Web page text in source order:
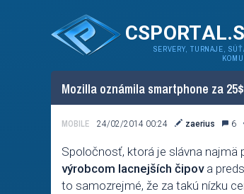
SERVERY, TURNAJE,
Mozilla oznámila smartphone za 25$
MOBILE 24/02/2014 00:24 zaerius 6
Spoločnosť, ktorá je slávna najmä
výrobcom lacnejších čipova
to samozrejmé, že za takú nízku